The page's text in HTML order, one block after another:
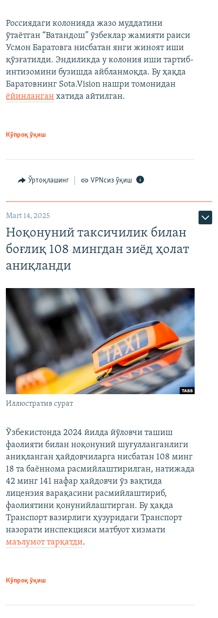
Россиядаги колонияда жазо муддатини
ўтаётган “Ватандош” ўзбеклар жамияти раиси
Усмон Баратовга нисбатан янги жиноят иши
қўзғатилди. Эндиликда у колония иши тартиб-
интизомини бузишда айбланмоқда. Бу ҳақда
Баратовнинг Sota.Vision нашри томонидан
ёйинланган хатида айтилган.
Кўпроқ ўқиш
Ўртоқлашинг VPNсиз ўқиш
Mart 14, 2025
Ноқонуний таксичилик билан
боғлиқ 108 мингдан зиёд ҳолат
аниқланди
Иллюстратив сурат
Ўзбекистонда 2024 йилда йўловчи ташиш
фаолияти билан ноқонуний шуғулланганлиги
аниқланган ҳайдовчиларга нисбатан 108 минг
18 та баённома расмийлаштирилган, натижада
42 минг 141 нафар ҳайдовчи ўз вақтида
лицензия варақасини расмийлаштириб,
фаолиятини қонунийлаштирган. Бу ҳақда
Транспорт вазирлиги ҳузуридаги Транспорт
назорати инспекцияси матбуот хизмати
маълумот тарқатди.
Кўпроқ ўқиш